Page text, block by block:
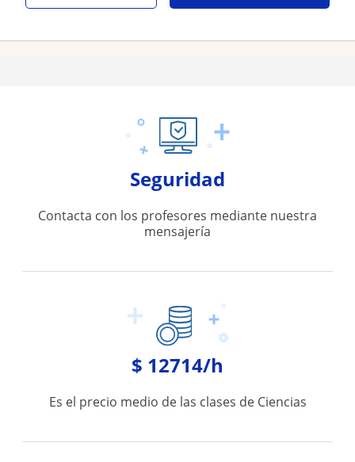
Seguridad
Contacta con los profesores mediante nuestra
mensajería
$ 12714/h
Es el precio medio de las clases de Ciencias